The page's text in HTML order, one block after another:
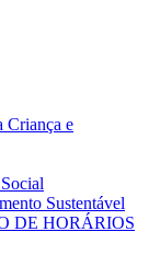
Criança e
Sustentável
DE HORÁRIOS